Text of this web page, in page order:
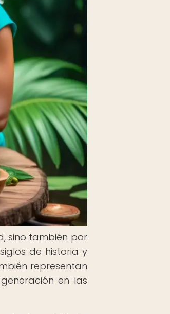
sino también por
de historia y
representan
en las